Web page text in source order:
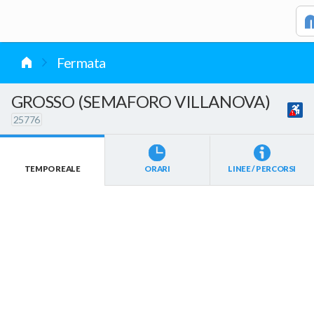
Fermata
GROSSO (SEMAFORO VILLANOVA)
25776
TEMPO REALE ORARI LINEE / PERCORSI